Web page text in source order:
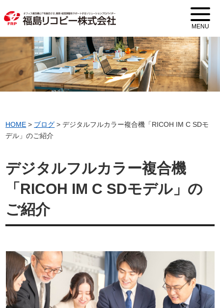
MENU
HOME > ブログ >デジタルフルカラー複合機「RICOH IM C SDモ
デル」のご紹介
デジタルフルカラー複合機
「RICOH IM C SDモデル」の
ご紹介